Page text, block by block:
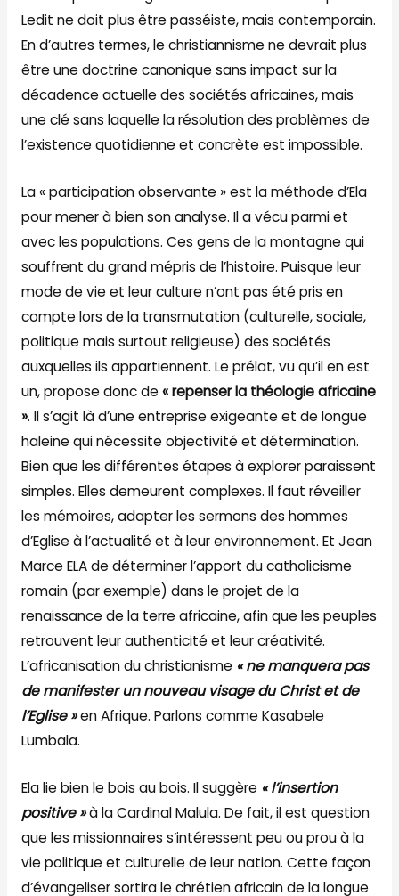
Ledit ne doit plus être passéiste, mais contemporain.
En d’autres termes, le christiannisme ne devrait plus
être une doctrine canonique sans impact sur la
décadence actuelle des sociétés africaines, mais
une clé sans laquelle la résolution des problèmes de
l’existence quotidienne et concrète est impossible.
La « participation observante » est la méthode d’Ela
pour mener à bien son analyse. Il a vécu parmi et
avec les populations. Ces gens de la montagne qui
souffrent du grand mépris de l’histoire. Puisque leur
mode de vie et leur culture n’ont pas été pris en
compte lors de la transmutation (culturelle, sociale,
politique mais surtout religieuse) des sociétés
auxquelles ils appartiennent. Le prélat, vu qu’il en est
un, propose donc de« repenser la théologie africaine
». Il s’agit là d’une entreprise exigeante et de longue
haleine qui nécessite objectivité et détermination.
Bien que les différentes étapes à explorer paraissent
simples. Elles demeurent complexes. Il faut réveiller
les mémoires, adapter les sermons des hommes
d’Eglise à l’actualité et à leur environnement. Et Jean
Marce ELA de déterminer l’apport du catholicisme
romain (par exemple) dans le projet de la
renaissance de la terre africaine, afin que les peuples
retrouvent leur authenticité et leur créativité.
L’africanisation du christianisme « ne manquera pas
de manifester un nouveau visage du Christ et de
l’Eglise »en Afrique. Parlons comme Kasabele
Lumbala.
Ela lie bien le bois au bois. Il suggère « l’insertion
positive »à la Cardinal Malula. De fait, il est question
que les missionnaires s’intéressent peu ou prou à la
vie politique et culturelle de leur nation. Cette façon
d’évangeliser sortira le chrétien africain de la longue